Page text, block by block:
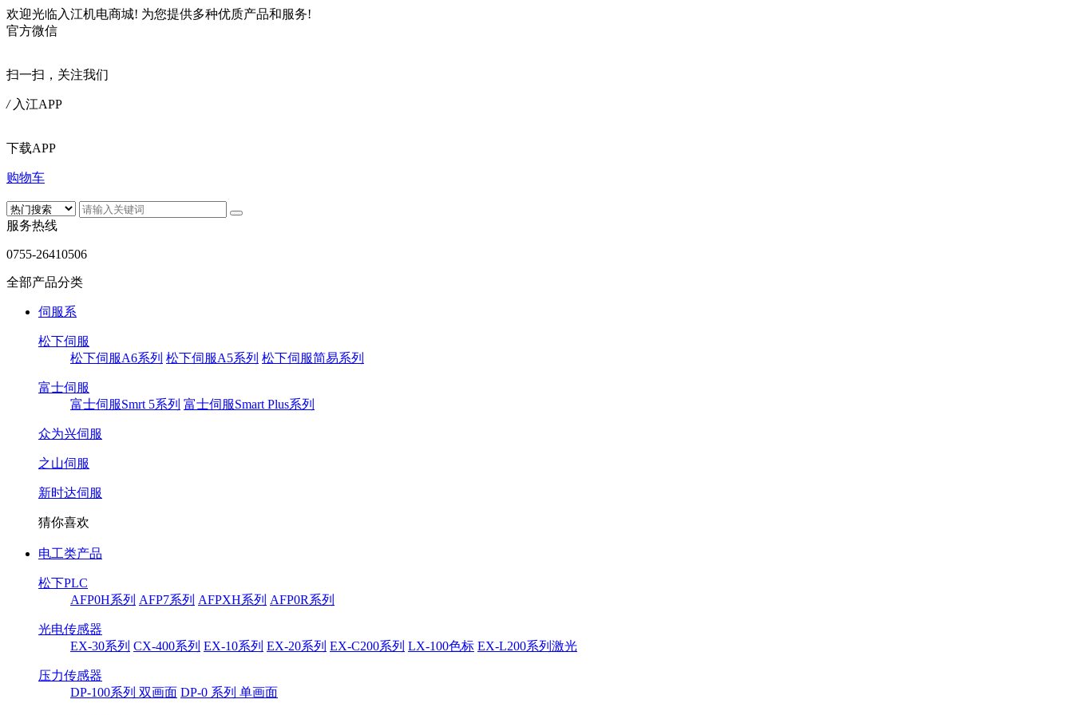
欢迎光临入江机电商城! 为您提供多种优质产品和服务!
官方微信
扫一扫，关注我们
/ 入江APP
下载APP
购物车
服务热线
0755-26410506
全部产品分类
伺服系
松下伺服
松下伺服A6系列 松下伺服A5系列 松下伺服简易系列
富士伺服
富士伺服Smrt 5系列 富士伺服Smart Plus系列
众为兴伺服
之山伺服
新时达伺服
猜你喜欢
电工类产品
松下PLC
AFP0H系列 AFP7系列 AFPXH系列 AFP0R系列
光电传感器
EX-30系列 CX-400系列 EX-10系列 EX-20系列 EX-C200系列 LX-100色标 EX-L200系列激光
压力传感器
DP-100系列 双画面 DP-0 系列 单画面